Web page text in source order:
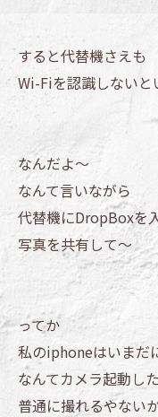
すると代替機さえも
Wi-Fiを認識しない
なんだよ～
なんて言いながら
代替機にDropBoxを
写真を共有して～
ってか
私のiphoneはいまだ
なんてカメラ起動し
普通に撮れるやない